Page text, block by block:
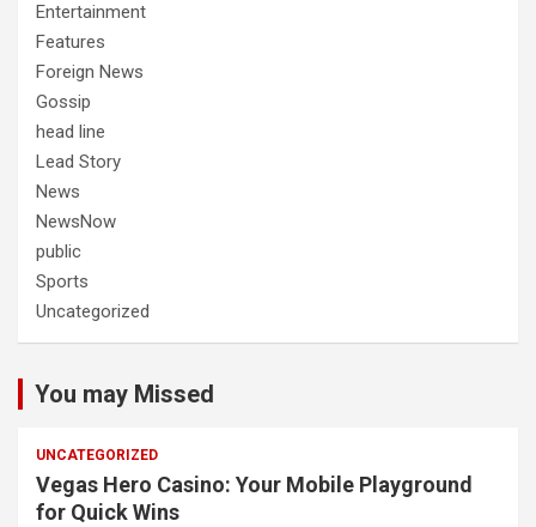
Entertainment
Features
Foreign News
Gossip
head line
Lead Story
News
NewsNow
public
Sports
Uncategorized
You may Missed
UNCATEGORIZED
Vegas Hero Casino: Your Mobile Playground
for Quick Wins